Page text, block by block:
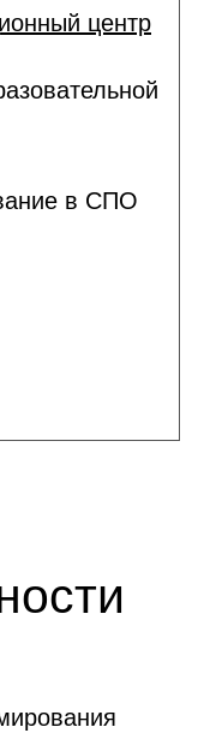
центр
в СПО